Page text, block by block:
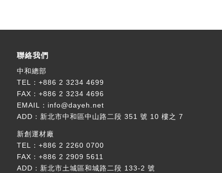
聯絡我們
中和總部
TEL： +886 2 3234 4699
FAX：+886 2 3234 4696
EMAIL： info@dayeh.net
ADD： 新北市中和區中山路二段 351 號 10 樓之 7
新創運材廠
TEL： +886 2 2260 0700
FAX：+886 2 2909 5611
ADD： 新北市土城區和城路二段 133-2 號